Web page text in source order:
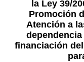
la Ley 39/
Promoción
Atención a
financiación